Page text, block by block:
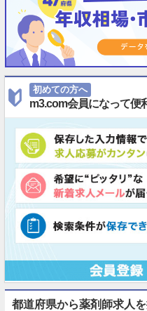
初めての方へ
m3.com会員になって便
都道府県から薬剤師求人